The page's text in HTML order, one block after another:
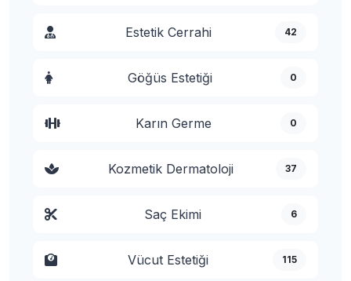
Estetik Cerrahi 42
Göğüs Estetiği 0
Karın Germe 0
Kozmetik Dermatoloji 37
Saç Ekimi 6
Vücut Estetiği 115